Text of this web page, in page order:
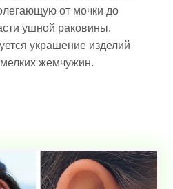
от мочки до
ушной раковины.
украшение изделий
жемчужин.